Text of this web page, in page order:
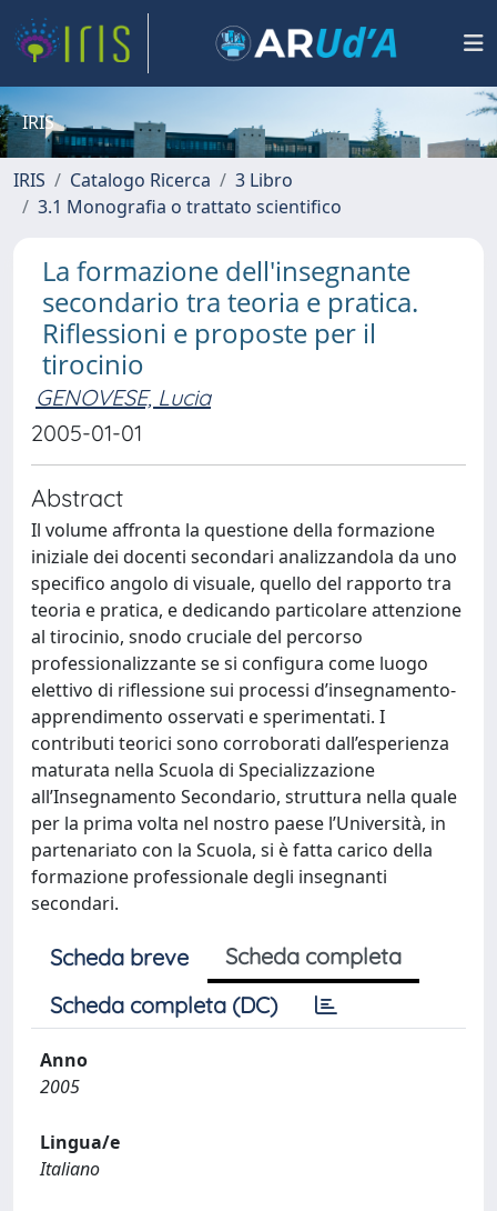
IRIS
IRIS Catalogo Ricerca
3 Libro
3.1 Monografia o trattato scientifico
La formazione dell'insegnante
secondario tra teoria e pratica.
Riflessioni e proposte per il
tirocinio
GENOVESE, Lucia
2005-01-01
Abstract
Il volume affronta la questione della formazione
iniziale dei docenti secondari analizzandola da uno
specifico angolo di visuale, quello del rapporto tra
teoria e pratica, e dedicando particolare attenzione
al tirocinio, snodo cruciale del percorso
professionalizzante se si configura come luogo
elettivo di riflessione sui processi d’insegnamento-
apprendimento osservati e sperimentati. I
contributi teorici sono corroborati dall’esperienza
maturata nella Scuola di Specializzazione
all’Insegnamento Secondario, struttura nella quale
per la prima volta nel nostro paese l’Università, in
partenariato con la Scuola, si è fatta carico della
formazione professionale degli insegnanti
secondari.
Scheda breve
Scheda completa
Scheda completa (DC)
Anno
2005
Lingua/e
Italiano